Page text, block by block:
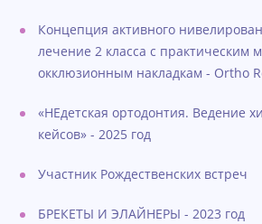
Концепция активного
лечение 2 класса с практическим
окклюзионным накладкам - Ortho
«НЕдетская ортодонтия. Ведение
кейсов» - 2025 год
Участник Рождественских встреч
БРЕКЕТЫ И ЭЛАЙНЕРЫ - 2023 год